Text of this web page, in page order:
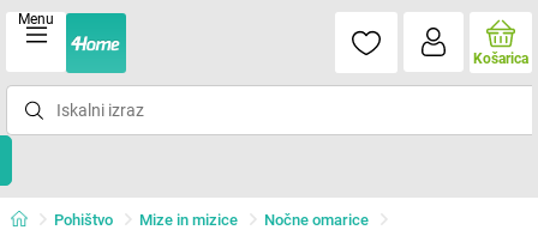
Menu
Košarica
Pohištvo Mize in mizice Nočne omarice